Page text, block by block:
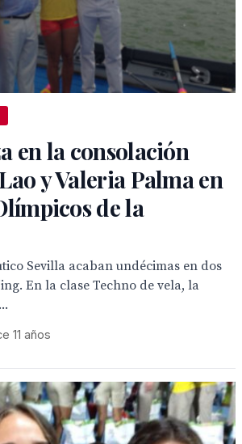
en la consolación
y Valeria Palma en
de la
Sevilla acaban undécimas en dos
En la clase Techno de vela, la
11 años